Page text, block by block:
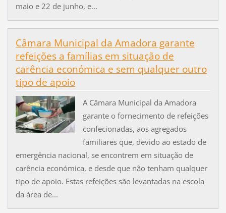
maio e 22 de junho, e...
Câmara Municipal da Amadora garante
refeições a famílias em situação de
carência económica e sem qualquer outro
tipo de apoio
A Câmara Municipal da Amadora
garante o fornecimento de refeições
confecionadas, aos agregados
familiares que, devido ao estado de
emergência nacional, se encontrem em situação de
carência económica, e desde que não tenham qualquer
tipo de apoio. Estas refeições são levantadas na escola
da área de...